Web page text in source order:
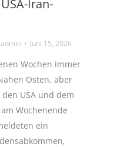
Iran-
admin Juni 15, 2026
Wochen immer
Osten, aber
USA und dem
Wochenende
ein